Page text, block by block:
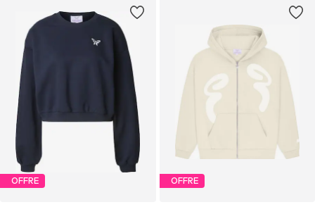
OFFRE OFFRE